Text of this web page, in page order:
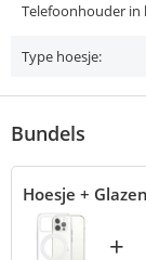
Telefoonhouder in
Type hoesje:
Bundels
Hoesje +
+